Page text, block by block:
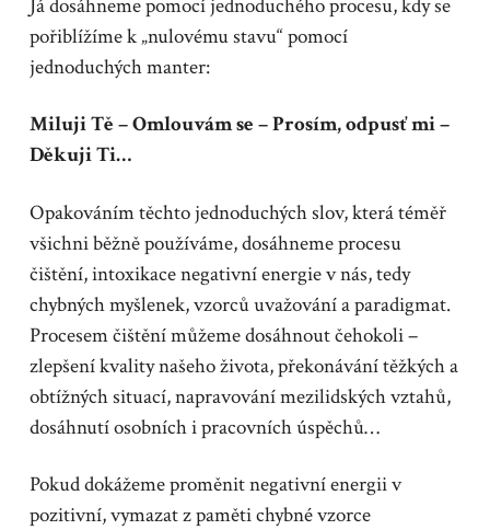
Já dosáhneme pomocí jednoduchého procesu, kdy se
pořiblížíme k „nulovému stavu“ pomocí
jednoduchých manter:
Miluji Tě – Omlouvám se – Prosím, odpusť mi –
Děkuji Ti…
Opakováním těchto jednoduchých slov, která téměř
všichni běžně používáme, dosáhneme procesu
čištění, intoxikace negativní energie v nás, tedy
chybných myšlenek, vzorců uvažování a paradigmat.
Procesem čištění můžeme dosáhnout čehokoli –
zlepšení kvality našeho života, překonávání těžkých a
obtížných situací, napravování mezilidských vztahů,
dosáhnutí osobních i pracovních úspěchů…
Pokud dokážeme proměnit negativní energii v
pozitivní, vymazat z paměti chybné vzorce